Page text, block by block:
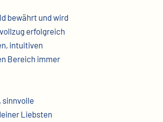
bewährt und wird
erfolgreich
intuitiven
Bereich immer
sinnvolle
Liebsten